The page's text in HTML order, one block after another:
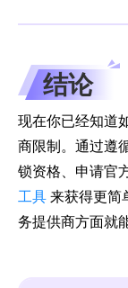
结论
现在你已经知道
商限制。通过遵
锁资格、申请官
工具来获得更简
务提供商方面就